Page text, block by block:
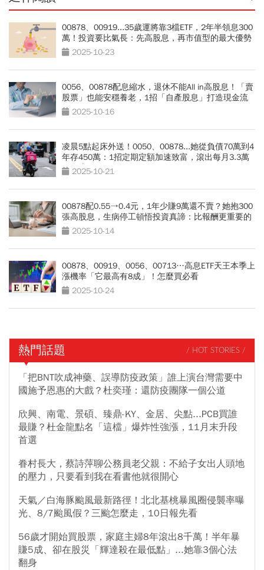
00878、00919...35歲運將靠3檔ETF，2年半領息300
萬！投資要比氣長：先高股息，再市值型的最大優勢
2025-10-23
0056、00878配息縮水，退休不能All in高股息！「賣
股票」也能安穩養老，1招「自產股息」打造現金流
2025-10-16
凌晨5點起床外送！0050、00878...她從負債70萬到4
年存450萬：1招定期定額加速致富，滾出每月3.3萬
現金流
2025-10-21
00878配0.55→0.4元，1年少賺9萬還不賣？她抱300
張高股息，生病停工頓悟投資真諦：比報酬更重要的
是？2025-10-14
00878、00919、0056、00713…高息ETF天王本季上
漲機率「它最高有8成」！怎麼買必看
2025-10-24
熱門話題 / HOT STORIES /
「把BNT吹成神藥、誤導防疫政策」誰上演台灣需要中
國施予恩惠的大戲？杜奕瑾：還防疫團隊一個公道
欣興、南電、景碩、臻鼎-KY、金居、尖點...PCB買誰
最賺？杜金龍點名「這檔」爆炸性強漲，11月末升段
首選
眷村長大，蔡詩萍聊公務員老父親：不給子女出人頭地
的壓力，只要看到我在看書他就很開心
天氣／白海豚颱風最新路徑！北北基桃暴風圈侵襲率曝
光、8/7颱風假？三颱怎麼走，10日報先看
56歲才開始買股票，家庭主婦8年滾出8千萬！半年暴
賺5成、卻在股災「輝達殺在最低點」...她靠3個心法
翻身